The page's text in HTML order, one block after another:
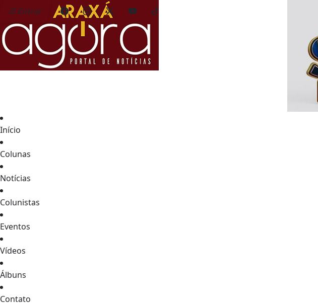
Entrar
Início
Colunas
Notícias
Colunistas
Eventos
Vídeos
Álbuns
Contato